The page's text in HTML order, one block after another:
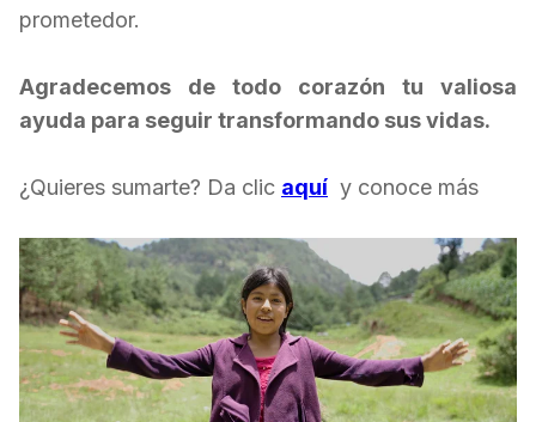
prometedor.
Agradecemos de todo corazón tu valiosa
ayuda para seguir transformando sus vidas.
¿Quieres sumarte? Da clic aquí y conoce más